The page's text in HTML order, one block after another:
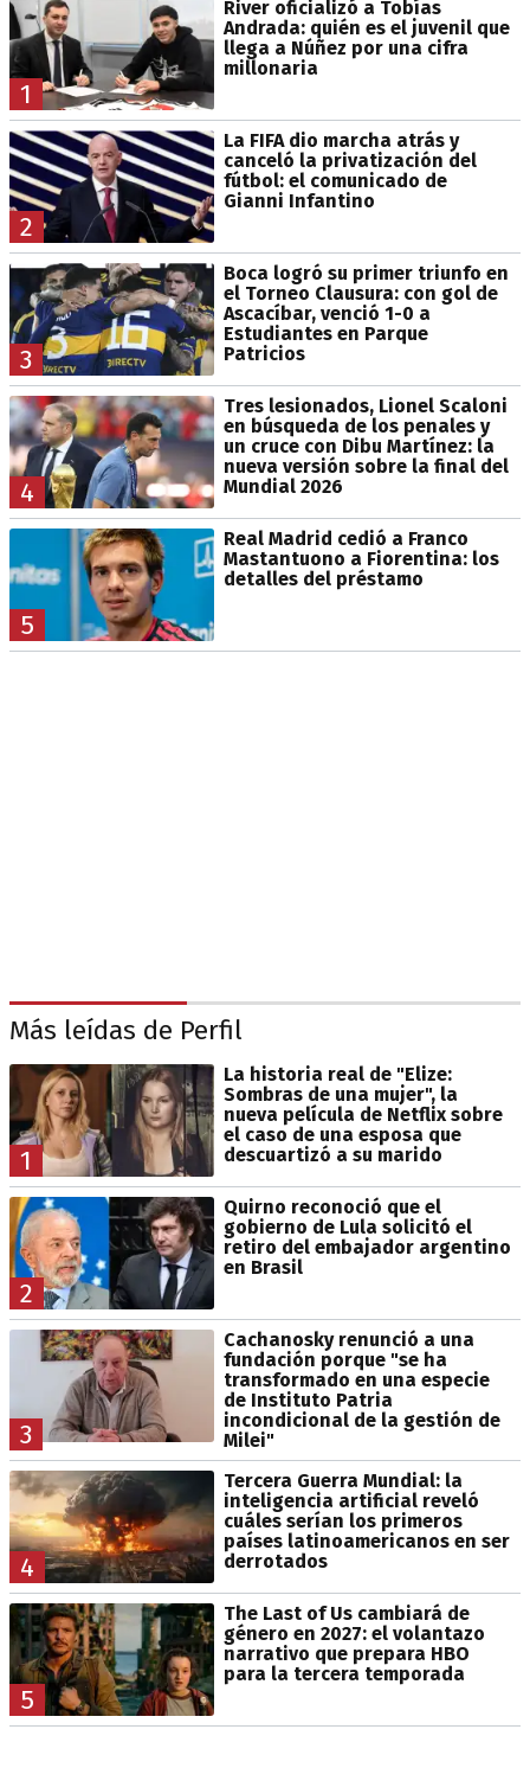
1
River oficializó a Tobías
Andrada: quién es el juvenil que
llega a Núñez por una cifra
millonaria
2
La FIFA dio marcha atrás y
canceló la privatización del
fútbol: el comunicado de
Gianni Infantino
3
Boca logró su primer triunfo en
el Torneo Clausura: con gol de
Ascacíbar, venció 1-0 a
Estudiantes en Parque
Patricios
4
Tres lesionados, Lionel Scaloni
en búsqueda de los penales y
un cruce con Dibu Martínez: la
nueva versión sobre la final del
Mundial 2026
5
Real Madrid cedió a Franco
Mastantuono a Fiorentina: los
detalles del préstamo
Más leídas de Perfil
1
La historia real de "Elize:
Sombras de una mujer", la
nueva película de Netflix sobre
el caso de una esposa que
descuartizó a su marido
2
Quirno reconoció que el
gobierno de Lula solicitó el
retiro del embajador argentino
en Brasil
3
Cachanosky renunció a una
fundación porque "se ha
transformado en una especie
de Instituto Patria
incondicional de la gestión de
Milei"
4
Tercera Guerra Mundial: la
inteligencia artificial reveló
cuáles serían los primeros
países latinoamericanos en ser
derrotados
5
The Last of Us cambiará de
género en 2027: el volantazo
narrativo que prepara HBO
para la tercera temporada